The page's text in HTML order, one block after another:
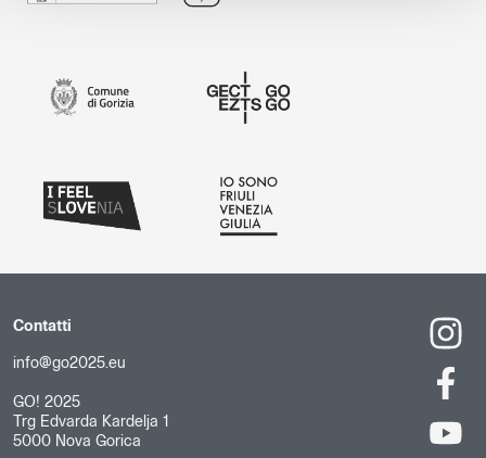
Contatti
info@go2025.eu
GO! 2025
Trg Edvarda Kardelja 1
5000 Nova Gorica